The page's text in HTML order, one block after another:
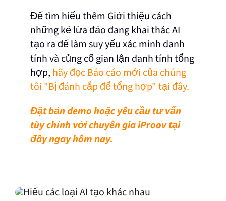
Để tìm hiểu thêm Giới thiệu cách
những kẻ lừa đảo đang khai thác AI
tạo ra để làm suy yếu xác minh danh
tính và củng cố gian lận danh tính tổng
hợp, hãy đọc Báo cáo mới của chúng
tôi "Bị đánh cắp để tổng hợp" tại đây.
Đặt bản demo hoặc yêu cầu tư vấn
tùy chỉnh với chuyên gia iProov tại
đây ngay hôm nay.